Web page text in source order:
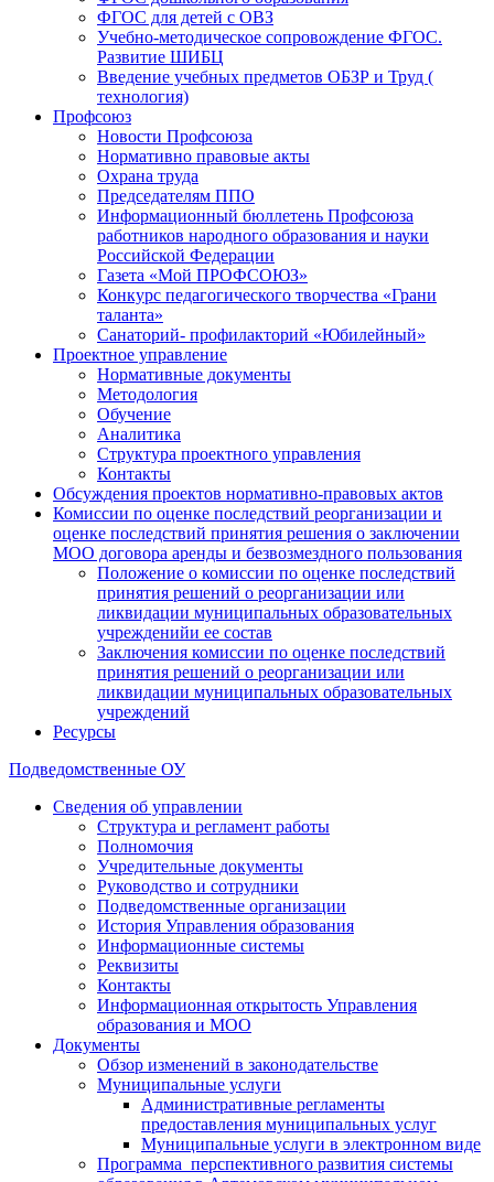
ФГОС для детей с ОВЗ
Учебно-методическое сопровождение ФГОС.
Развитие ШИБЦ
Введение учебных предметов ОБЗР и Труд (
технология)
Профсоюз
Новости Профсоюза
Нормативно правовые акты
Охрана труда
Председателям ППО
Информационный бюллетень Профсоюза
работников народного образования и науки
Российской Федерации
Газета «Мой ПРОФСОЮЗ»
Конкурс педагогического творчества «Грани
таланта»
Санаторий- профилакторий «Юбилейный»
Проектное управление
Нормативные документы
Методология
Обучение
Аналитика
Структура проектного управления
Контакты
Обсуждения проектов нормативно-правовых актов
Комиссии по оценке последствий реорганизации и
оценке последствий принятия решения о заключении
МОО договора аренды и безвозмездного пользования
Положение о комиссии по оценке последствий
принятия решений о реорганизации или
ликвидации муниципальных образовательных
учрежденийи ее состав
Заключения комиссии по оценке последствий
принятия решений о реорганизации или
ликвидации муниципальных образовательных
учреждений
Ресурсы
Подведомственные ОУ
Сведения об управлении
Структура и регламент работы
Полномочия
Учредительные документы
Руководство и сотрудники
Подведомственные организации
История Управления образования
Информационные системы
Реквизиты
Контакты
Информационная открытость Управления
образования и МОО
Документы
Обзор изменений в законодательстве
Муниципальные услуги
Административные регламенты
предоставления муниципальных услуг
Муниципальные услуги в электронном виде
Программа перспективного развития системы